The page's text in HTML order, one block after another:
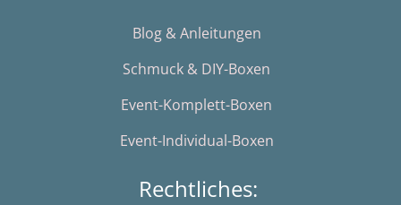
Blog & Anleitungen
Schmuck & DIY-Boxen
Event-Komplett-Boxen
Event-Individual-Boxen
Rechtliches: